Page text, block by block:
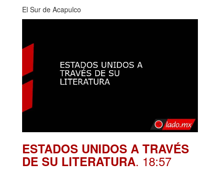
El Sur de Acapulco
ESTADOS UNIDOS A TRAVÉS
DE SU LITERATURA. 18:57